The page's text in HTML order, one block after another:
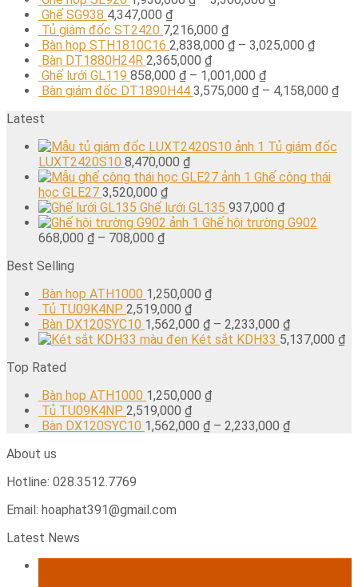
Ghế SG938 4,347,000 ₫
Tủ giám đốc ST2420 7,216,000 ₫
Bàn họp STH1810C16 2,838,000 ₫ – 3,025,000 ₫
Bàn DT1880H24R 2,365,000 ₫
Ghế lưới GL119 858,000 ₫ – 1,001,000 ₫
Bàn giám đốc DT1890H44 3,575,000 ₫ – 4,158,000 ₫
Latest
Tủ giám đốc
LUXT2420S10 8,470,000 ₫
Ghế công thái
học GLE27 3,520,000 ₫
Ghế lưới GL135 937,000 ₫
Ghế hội trường G902
668,000 ₫ – 708,000 ₫
Best Selling
Bàn họp ATH1000 1,250,000 ₫
Tủ TU09K4NP 2,519,000 ₫
Bàn DX120SYC10 1,562,000 ₫ – 2,233,000 ₫
Két sắt KDH33 5,137,000 ₫
Top Rated
Bàn họp ATH1000 1,250,000 ₫
Tủ TU09K4NP 2,519,000 ₫
Bàn DX120SYC10 1,562,000 ₫ – 2,233,000 ₫
About us
Hotline: 028.3512.7769
Email: hoaphat391@gmail.com
Latest News